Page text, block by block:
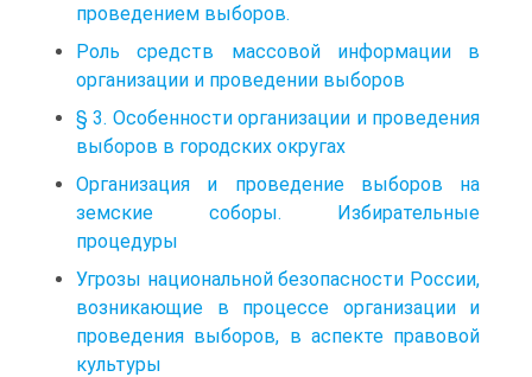
проведением выборов.
Роль средств массовой информации в
организации и проведении выборов
§ 3. Особенности организации и проведения
выборов в городских округах
Организация и проведение выборов на
земские соборы. Избирательные
процедуры
Угрозы национальной безопасности России,
возникающие в процессе организации и
проведения выборов, в аспекте правовой
культуры